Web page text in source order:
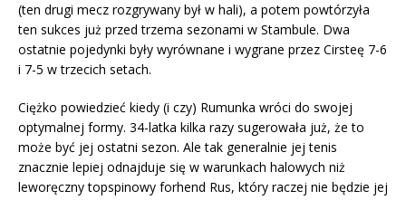
(ten drugi mecz rozgrywany był w hali), a potem powtórzyła
ten sukces już przed trzema sezonami w Stambule. Dwa
ostatnie pojedynki były wyrównane i wygrane przez Cirsteę 7-6
i 7-5 w trzecich setach.
Ciężko powiedzieć kiedy (i czy) Rumunka wróci do swojej
optymalnej formy. 34-latka kilka razy sugerowała już, że to
może być jej ostatni sezon. Ale tak generalnie jej tenis
znacznie lepiej odnajduje się w warunkach halowych niż
leworęczny topspinowy forhend Rus, który raczej nie będzie jej